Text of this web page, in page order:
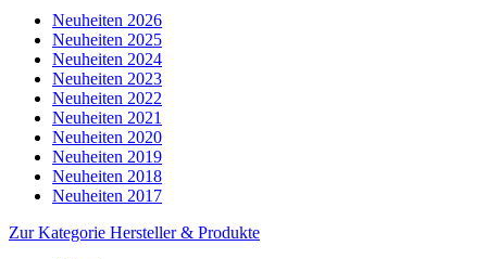
Neuheiten 2026
Neuheiten 2025
Neuheiten 2024
Neuheiten 2023
Neuheiten 2022
Neuheiten 2021
Neuheiten 2020
Neuheiten 2019
Neuheiten 2018
Neuheiten 2017
Zur Kategorie Hersteller & Produkte